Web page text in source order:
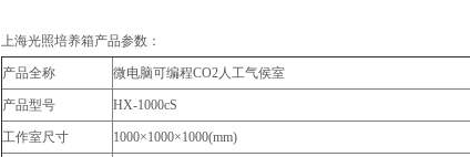
上海光照培养箱产品参数：
产品全称 微电脑可编程CO2人工气侯室
产品型号 HX-1000cS
工作室尺寸 1000×1000×1000(mm)